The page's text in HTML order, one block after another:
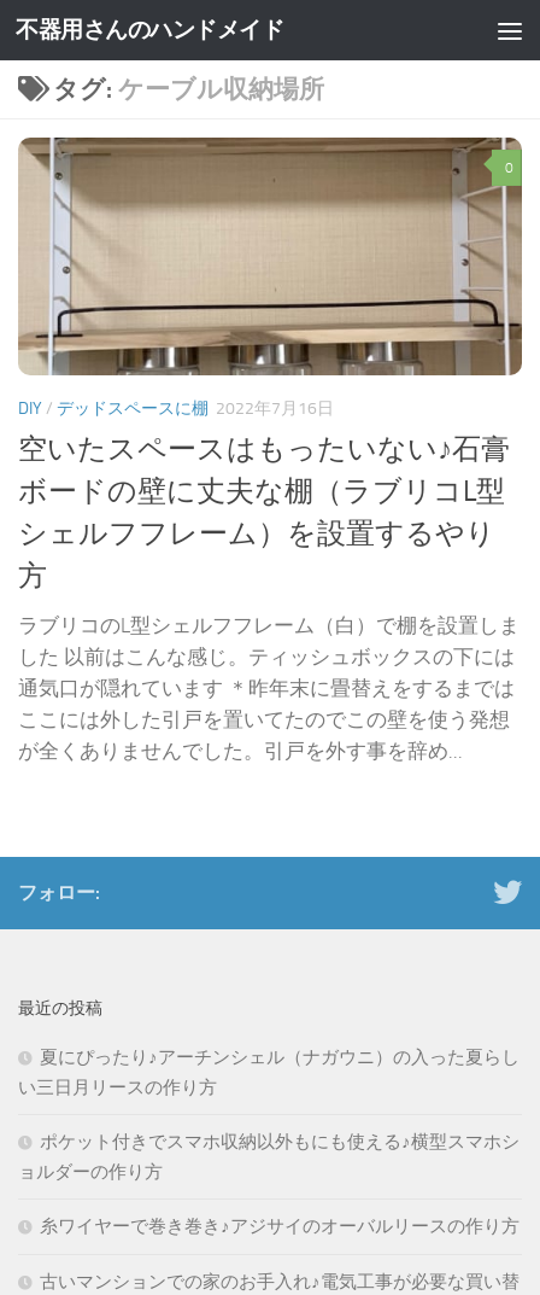
不器用さんのハンドメイド
タグ: ケーブル収納場所
0
DIY/ デッドスペースに棚 2022年7月16日
空いたスペースはもったいない♪石膏
ボードの壁に丈夫な棚（ラブリコL型
シェルフフレーム）を設置するやり
方
ラブリコのL型シェルフフレーム（白）で棚を設置しま
した 以前はこんな感じ。ティッシュボックスの下には
通気口が隠れています ＊昨年末に畳替えをするまでは
ここには外した引戸を置いてたのでこの壁を使う発想
が全くありませんでした。引戸を外す事を辞め...
フォロー:
最近の投稿
夏にぴったり♪アーチンシェル（ナガウニ）の入った夏らし
い三日月リースの作り方
ポケット付きでスマホ収納以外もにも使える♪横型スマホシ
ョルダーの作り方
糸ワイヤーで巻き巻き♪アジサイのオーバルリースの作り方
古いマンションでの家のお手入れ♪電気工事が必要な買い替